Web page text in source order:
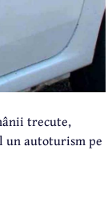
trecute,
autoturism pe